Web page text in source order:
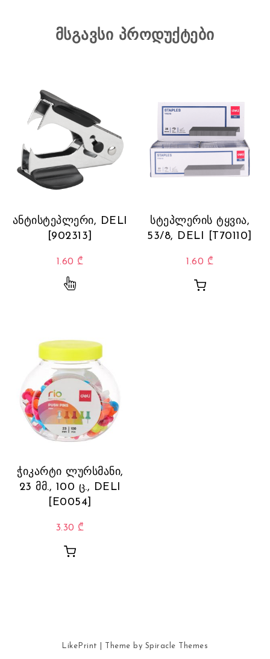
მსგავსი პროდუქტები
ანტისტეპლერი, DELI
[902313]
1.60 ₾
This product has multiple variants. The
სტეპლერის ტყვია,
53/8, DELI [T70110]
1.60 ₾
ჭიკარტი ლურსმანი,
23 მმ., 100 ც., DELI
[E0054]
3.30 ₾
LikePrint | Theme by Spiracle Themes